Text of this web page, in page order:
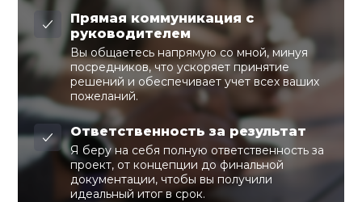
Прямая коммуникация с
руководителем
Вы общаетесь напрямую со мной, минуя
посредников, что ускоряет принятие
решений и обеспечивает учет всех ваших
пожеланий.
Ответственность за результат
Я беру на себя полную ответственность за
проект, от концепции до финальной
документации, чтобы вы получили
идеальный итог в срок.